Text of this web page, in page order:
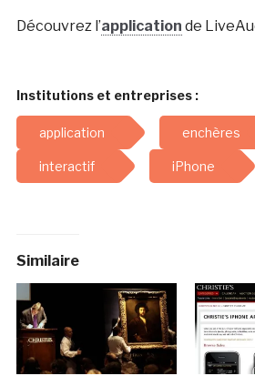
Découvrez l’application de
Institutions et entreprises :
application enchères
interactif iPhone
Similaire